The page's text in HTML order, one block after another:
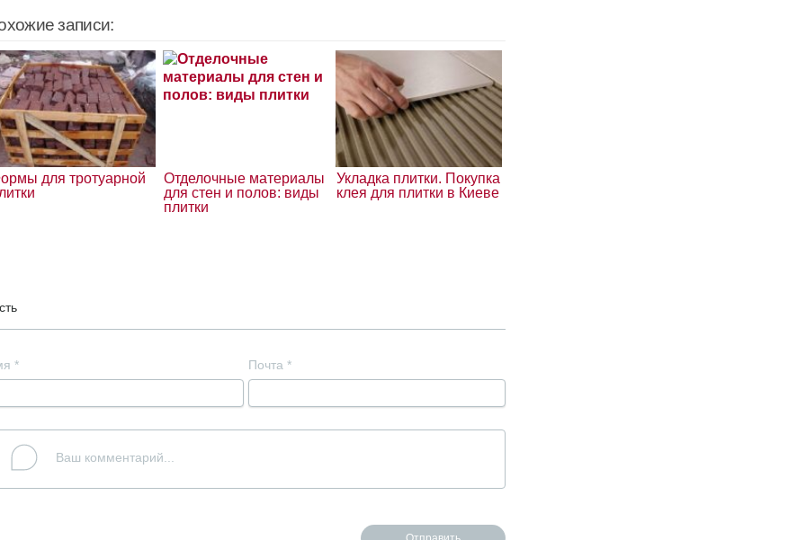
записи:
для тротуарной
Отделочные материалы
для стен и полов: виды
плитки
Укладка плитки. Покупка
клея для плитки в Киеве
* Почта *